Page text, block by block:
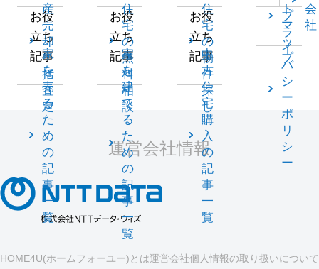
産
売
却
一
括
査
定
お役
立ち
記事
家
を
売
る
た
め
の
記
事
一
覧
住
宅
の
無
料
相
談
お役
立ち
記事
家
を
建
て
る
た
め
の
記
事
一
覧
住
宅
の
物
件
探
し
お役
立ち
記事
中
古
住
宅
購
入
の
記
事
一
覧
ト
マ
ッ
プ
会
社
プ
ラ
イ
バ
シ
ー
ポ
リ
シ
ー
運営会社情報
HOME4U(ホームフォーユー)とは運営会社個人情報の取り扱いについて